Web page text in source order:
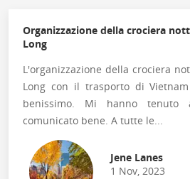
Organizzazione della crociera
Long
L'organizzazione della crociera
Long con il trasporto di
benissimo. Mi hanno tenuto
comunicato bene. A tutte le...
Jene Lanes
1 Nov, 2023